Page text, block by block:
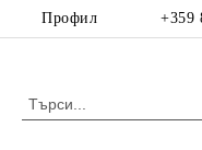
Профил +359